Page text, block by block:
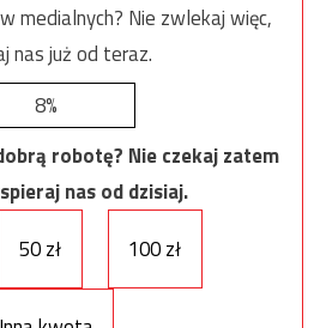
medialnych? Nie zwlekaj więc,
nas już od teraz.
8%
robotę? Nie czekaj zatem
nas od dzisiaj.
50 zł 100 zł